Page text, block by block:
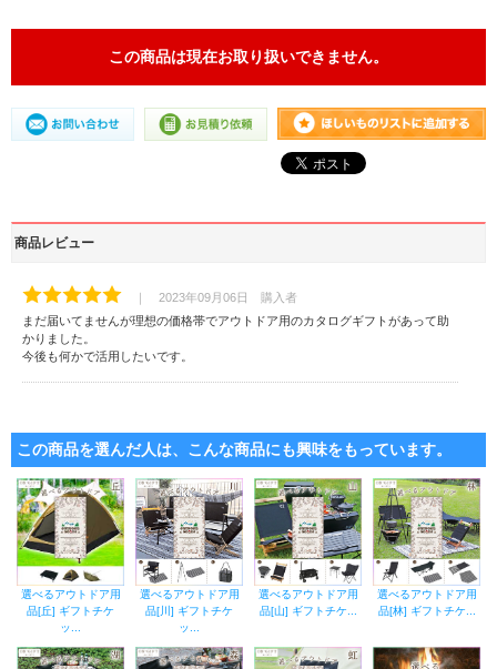
この商品は現在お取り扱いできません。
商品レビュー
｜ 2023年09月06日 購入者
まだ届いてませんが理想の価格帯でアウトドア用のカタログギフトがあって助
かりました。
今後も何かで活用したいです。
この商品を選んだ人は、こんな商品にも興味をもっています。
選べるアウトドア用
品[丘] ギフトチケ
ッ...
選べるアウトドア用
品[川] ギフトチケ
ッ...
選べるアウトドア用
品[山] ギフトチケ...
選べるアウトドア用
品[林] ギフトチケ...